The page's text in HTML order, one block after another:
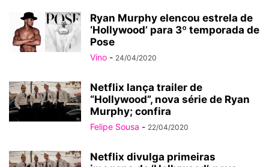
Ryan Murphy elencou estrela de
‘Hollywood’ para 3º temporada de
Pose
Vino - 24/04/2020
Netflix lança trailer de
“Hollywood”, nova série de Ryan
Murphy; confira
Felipe Sousa - 22/04/2020
Netflix divulga primeiras